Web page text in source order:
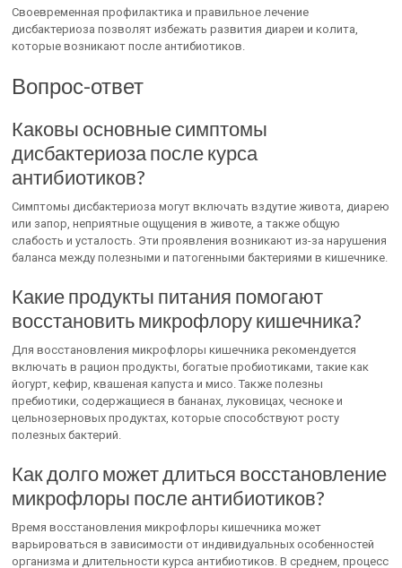
Своевременная профилактика и правильное лечение
дисбактериоза позволят избежать развития диареи и колита,
которые возникают после антибиотиков.
Вопрос-ответ
Каковы основные симптомы
дисбактериоза после курса
антибиотиков?
Симптомы дисбактериоза могут включать вздутие живота, диарею
или запор, неприятные ощущения в животе, а также общую
слабость и усталость. Эти проявления возникают из-за нарушения
баланса между полезными и патогенными бактериями в кишечнике.
Какие продукты питания помогают
восстановить микрофлору кишечника?
Для восстановления микрофлоры кишечника рекомендуется
включать в рацион продукты, богатые пробиотиками, такие как
йогурт, кефир, квашеная капуста и мисо. Также полезны
пребиотики, содержащиеся в бананах, луковицах, чесноке и
цельнозерновых продуктах, которые способствуют росту
полезных бактерий.
Как долго может длиться восстановление
микрофлоры после антибиотиков?
Время восстановления микрофлоры кишечника может
варьироваться в зависимости от индивидуальных особенностей
организма и длительности курса антибиотиков. В среднем, процесс